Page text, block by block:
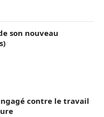
son nouveau
contre le travail